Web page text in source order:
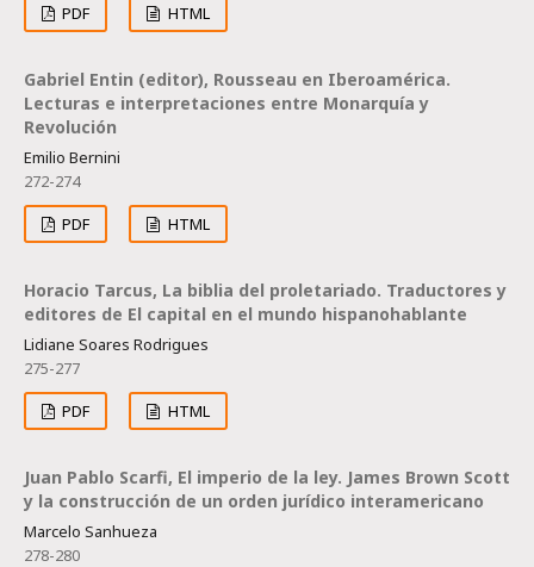
PDF
HTML
Gabriel Entin (editor), Rousseau en Iberoamérica.
Lecturas e interpretaciones entre Monarquía y
Revolución
Emilio Bernini
272-274
PDF
HTML
Horacio Tarcus, La biblia del proletariado. Traductores y
editores de El capital en el mundo hispanohablante
Lidiane Soares Rodrigues
275-277
PDF
HTML
Juan Pablo Scarfi, El imperio de la ley. James Brown Scott
y la construcción de un orden jurídico interamericano
Marcelo Sanhueza
278-280